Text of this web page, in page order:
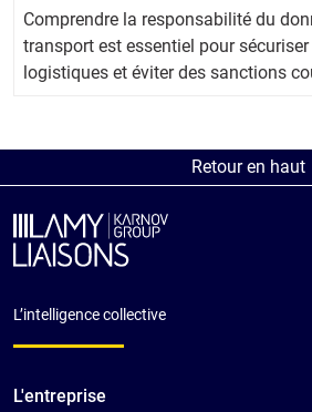
Comprendre la responsabilité du
transport est essentiel pour
logistiques et éviter des sanctions
Retour en haut
L’intelligence collective
L'entreprise